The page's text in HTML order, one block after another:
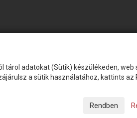
adatokat (Sütik) készülékeden, web
a sütik használatához, kattints az